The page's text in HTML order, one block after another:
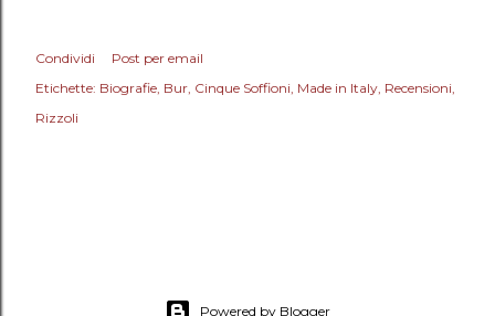
Condividi
Post per email
Etichette: Biografie Bur Cinque Soffioni Made in Italy Recensioni
Rizzoli
Powered by Blogger